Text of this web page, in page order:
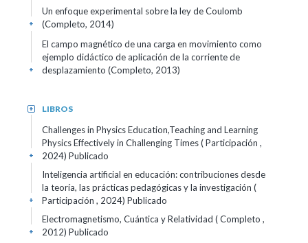
Un enfoque experimental sobre la ley de Coulomb
(Completo, 2014)
+
El campo magnético de una carga en movimiento como
ejemplo didáctico de aplicación de la corriente de
desplazamiento (Completo, 2013)
+
LIBROS
+
Challenges in Physics Education,Teaching and Learning
Physics Effectively in Challenging Times ( Participación ,
2024) Publicado
+
Inteligencia artificial en educación: contribuciones desde
la teoría, las prácticas pedagógicas y la investigación (
Participación , 2024) Publicado
+
Electromagnetismo, Cuántica y Relatividad ( Completo ,
2012) Publicado
+